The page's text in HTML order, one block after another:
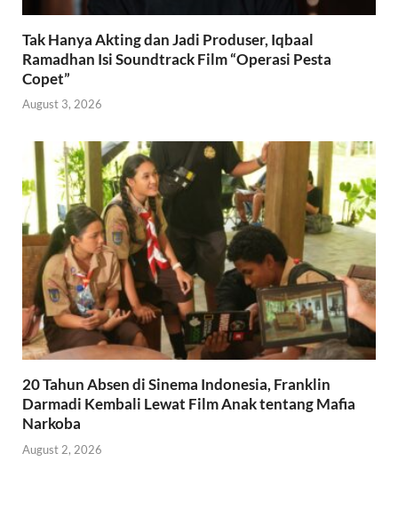
Tak Hanya Akting dan Jadi Produser, Iqbaal
Ramadhan Isi Soundtrack Film “Operasi Pesta
Copet”
August 3, 2026
20 Tahun Absen di Sinema Indonesia, Franklin
Darmadi Kembali Lewat Film Anak tentang Mafia
Narkoba
August 2, 2026